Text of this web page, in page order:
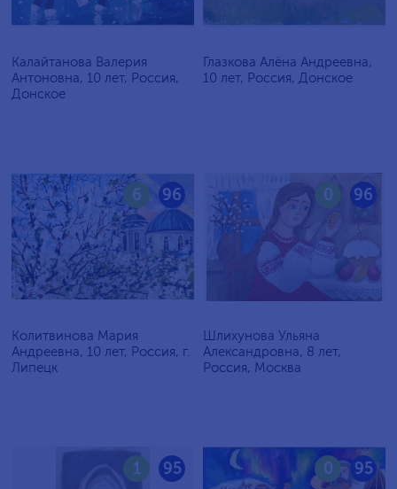
Калайтанова Валерия
Антоновна, 10 лет, Россия,
Донское
Глазкова Алёна Андреевна,
10 лет, Россия, Донское
96
6
Колитвинова Мария
Андреевна, 10 лет, Россия, г.
Липецк
96
0
Шлихунова Ульяна
Александровна, 8 лет,
Россия, Москва
95
1 95
0